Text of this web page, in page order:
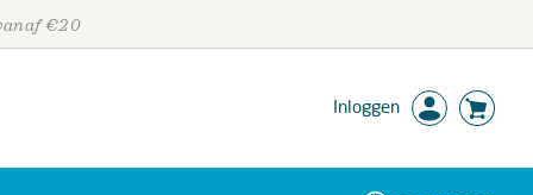
€20
Inloggen